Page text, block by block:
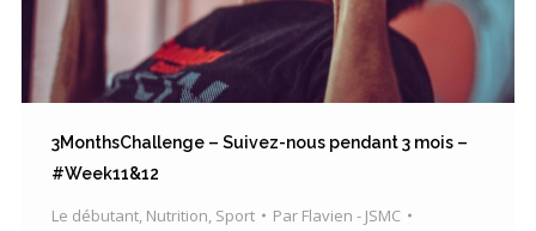
3MonthsChallenge – Suivez-nous pendant 3 mois –
#Week11&12
Le débutant, Nutrition, Sport Par Flavien - JSMC